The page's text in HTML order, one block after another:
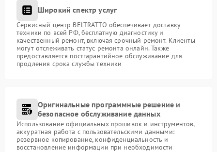
Широкий спектр услуг
Сервисный центр BELTRATTO обеспечивает доставку
техники по всей РФ, бесплатную диагностику и
качественный ремонт, включая срочный ремонт. Клиенты
могут отслеживать статус ремонта онлайн. Также
предоставляется постгарантийное обслуживание для
продления срока службы техники
Оригинальные программные решение и
безопасное обслуживание данных
Использование официальных прошивок и инструментов,
аккуратная работа с пользовательскими данными:
резервное копирование, конфиденциальность и
восстановление информации при необходимости